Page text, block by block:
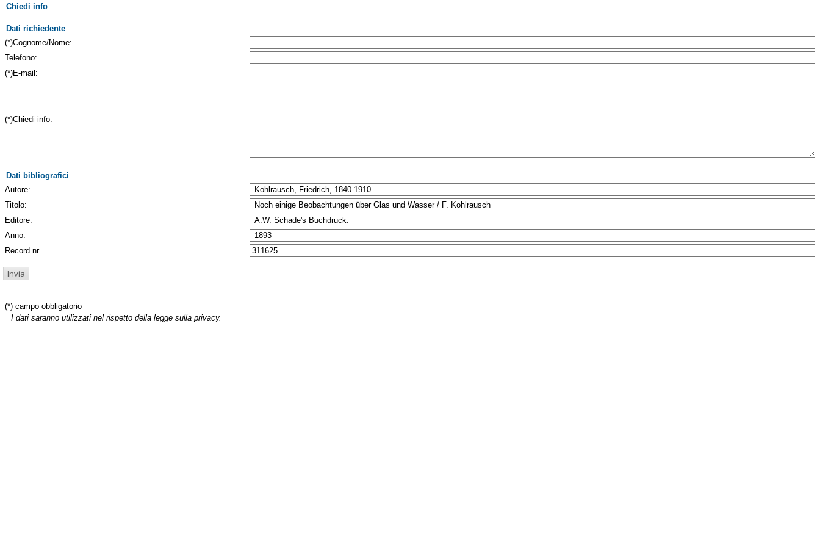
Chiedi info
Dati richiedente
(*)Cognome/Nome:
Telefono:
(*)E-mail:
(*)Chiedi info:
Dati bibliografici
Autore:
Titolo:
Editore:
Anno:
Record nr.
(*) campo obbligatorio
I dati saranno utilizzati nel rispetto della legge sulla privacy.